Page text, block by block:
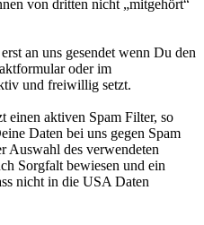
von dritten nicht „mitgehört“
an uns gesendet wenn Du den
oder im
und freiwillig setzt.
einen aktiven Spam Filter, so
Daten bei uns gegen Spam
Auswahl des verwendeten
Sorgfalt bewiesen und ein
nicht in die USA Daten